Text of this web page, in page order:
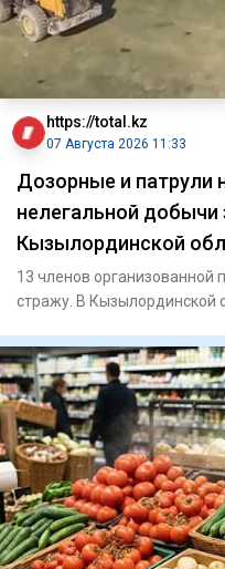
https://total.kz
07 Августа 2026 11:33
Дозорные и патрули
нелегальной добычи
Кызылординской
13 членов
стражу. В Кызылординской